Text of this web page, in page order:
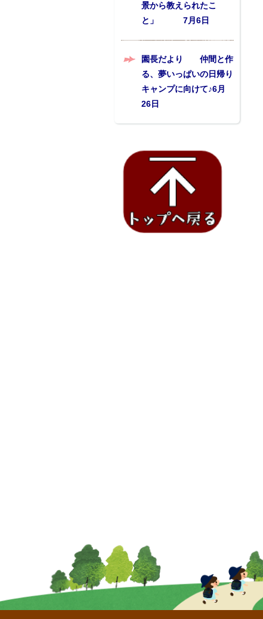
景から教えられたこ
と」 7月6日
園長だより 仲間と作
る、夢いっぱいの日帰り
キャンプに向けて♪6月
26日